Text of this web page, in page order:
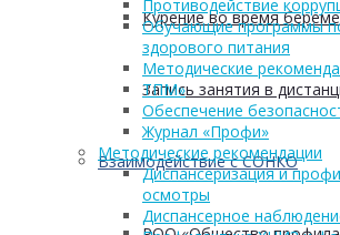
Курение во время
Запись занятия в
Взаимодействие с СОНКО
Противодействие
Обучающие программы
здорового питания
Методические
ТПМ»
Обеспечение
Журнал «Профи»
Методические рекомендации
Диспансеризация и
осмотры
Диспансерное